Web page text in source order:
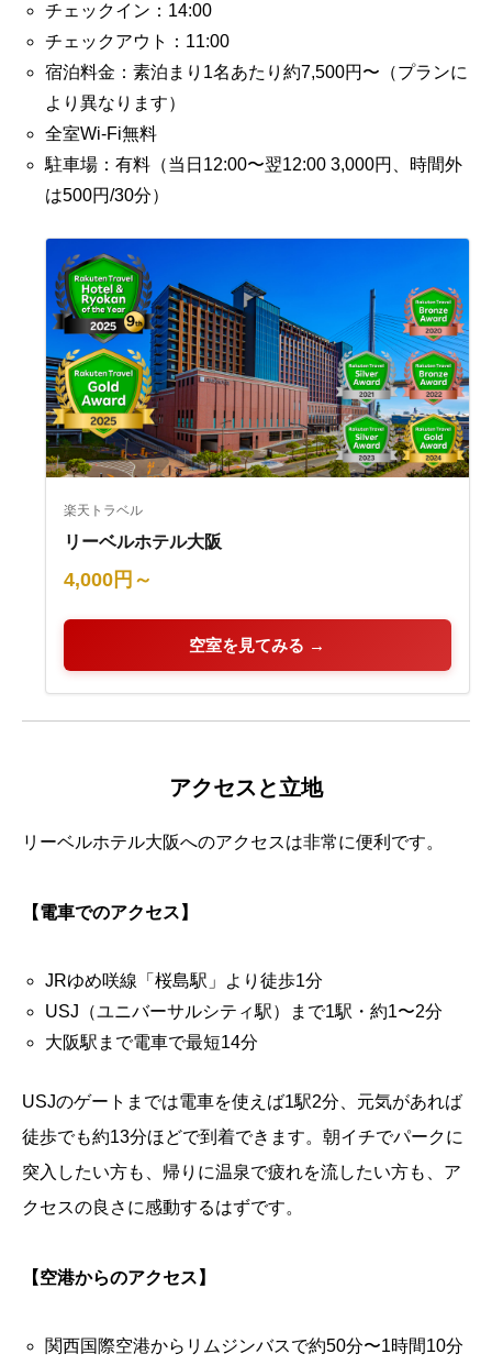
チェックイン：14:00
チェックアウト：11:00
宿泊料金：素泊まり1名あたり約7,500円〜（プランに
より異なります）
全室Wi-Fi無料
駐車場：有料（当日12:00〜翌12:00 3,000円、時間外
は500円/30分）
楽天トラベル
リーベルホテル大阪
4,000円～
空室を見てみる →
アクセスと立地
リーベルホテル大阪へのアクセスは非常に便利です。
【電車でのアクセス】
JRゆめ咲線「桜島駅」より徒歩1分
USJ（ユニバーサルシティ駅）まで1駅・約1〜2分
大阪駅まで電車で最短14分
USJのゲートまでは電車を使えば1駅2分、元気があれば
徒歩でも約13分ほどで到着できます。朝イチでパークに
突入したい方も、帰りに温泉で疲れを流したい方も、ア
クセスの良さに感動するはずです。
【空港からのアクセス】
関西国際空港からリムジンバスで約50分〜1時間10分